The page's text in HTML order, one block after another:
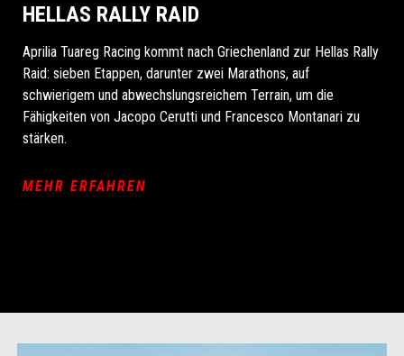
HELLAS RALLY RAID
Aprilia Tuareg Racing kommt nach Griechenland zur Hellas Rally
Raid: sieben Etappen, darunter zwei Marathons, auf
schwierigem und abwechslungsreichem Terrain, um die
Fähigkeiten von Jacopo Cerutti und Francesco Montanari zu
stärken.
MEHR ERFAHREN